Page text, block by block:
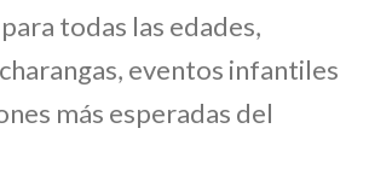
todas las edades,
eventos infantiles
más esperadas del